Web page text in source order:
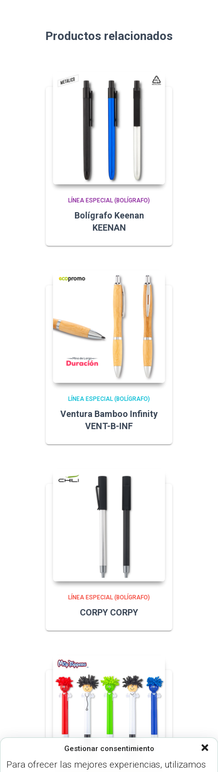
Gestionar consentimiento
Para ofrecer las mejores experiencias, utilizamos
Productos relacionados
LÍNEA ESPECIAL (BOLÍGRAFO)
Bolígrafo Keenan
KEENAN
LÍNEA ESPECIAL (BOLÍGRAFO)
Ventura Bamboo Infinity
VENT-B-INF
LÍNEA ESPECIAL (BOLÍGRAFO)
CORPY CORPY